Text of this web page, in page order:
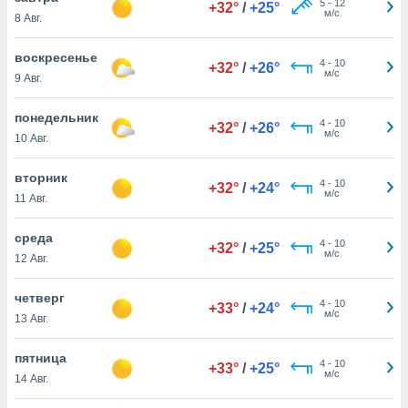
действия
на веб-
основе.
нашей
cookie
в
нашего
8 Авг.
+32° / +25° 5- 12
м/с
воскресенье
9 Авг.
+32° / +26° 4- 10
м/с
понедельник
10 Авг.
+32° / +26° 4- 10
м/с
вторник
11 Авг.
+32° / +24° 4- 10
м/с
среда
12 Авг.
+32° / +25° 4- 10
м/с
четверг
13 Авг.
+33° / +24° 4- 10
м/с
пятница
14 Авг.
+33° / +25° 4- 10
м/с